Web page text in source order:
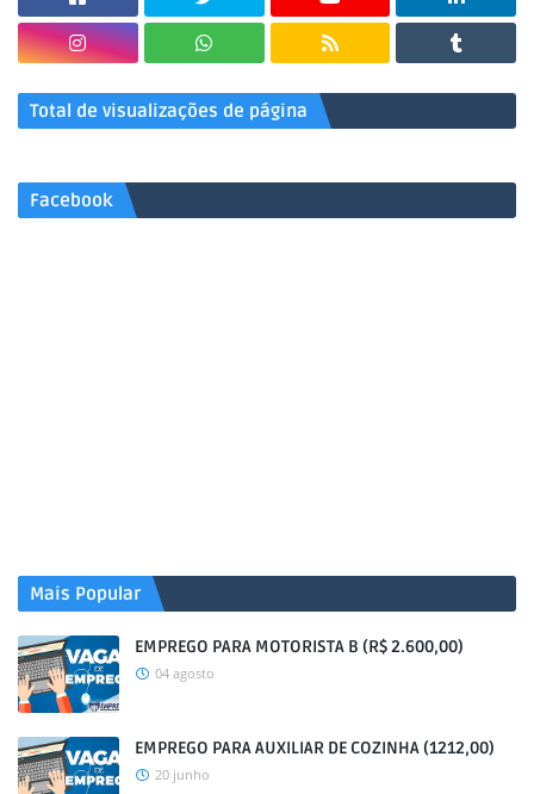
Total de visualizações de página
Facebook
Mais Popular
EMPREGO PARA MOTORISTA B (R$ 2.600,00)
04 agosto
EMPREGO PARA AUXILIAR DE COZINHA (1212,00)
20 junho